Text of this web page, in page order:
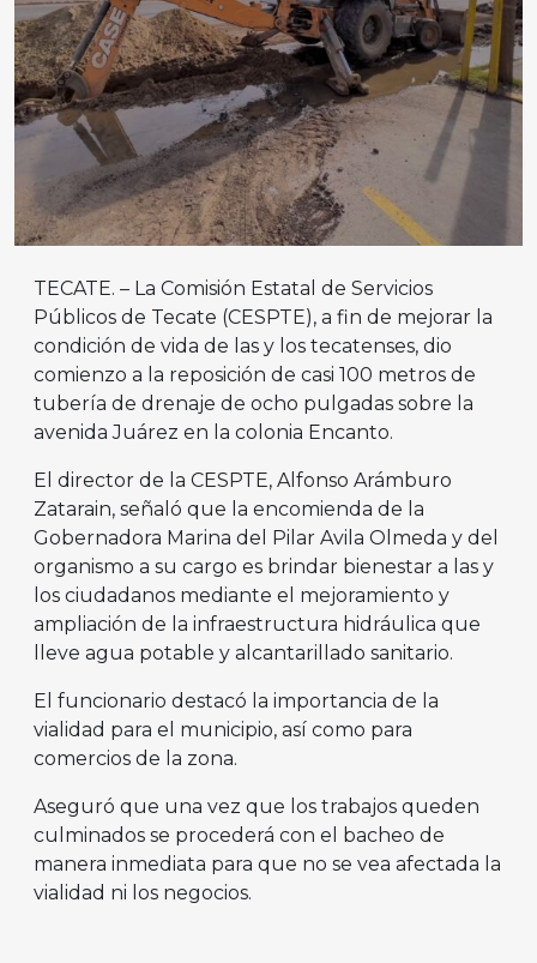
TECATE. – La Comisión Estatal de Servicios
Públicos de Tecate (CESPTE), a fin de mejorar la
condición de vida de las y los tecatenses, dio
comienzo a la reposición de casi 100 metros de
tubería de drenaje de ocho pulgadas sobre la
avenida Juárez en la colonia Encanto.
El director de la CESPTE, Alfonso Arámburo
Zatarain, señaló que la encomienda de la
Gobernadora Marina del Pilar Avila Olmeda y del
organismo a su cargo es brindar bienestar a las y
los ciudadanos mediante el mejoramiento y
ampliación de la infraestructura hidráulica que
lleve agua potable y alcantarillado sanitario.
El funcionario destacó la importancia de la
vialidad para el municipio, así como para
comercios de la zona.
Aseguró que una vez que los trabajos queden
culminados se procederá con el bacheo de
manera inmediata para que no se vea afectada la
vialidad ni los negocios.